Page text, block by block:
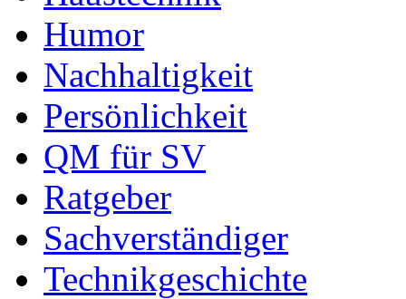
Humor
Nachhaltigkeit
Persönlichkeit
QM für SV
Ratgeber
Sachverständiger
Technikgeschichte